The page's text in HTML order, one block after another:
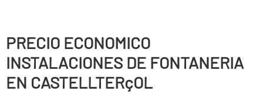
PRECIO ECONOMICO
INSTALACIONES DE FONTANERIA
EN CASTELLTERçOL